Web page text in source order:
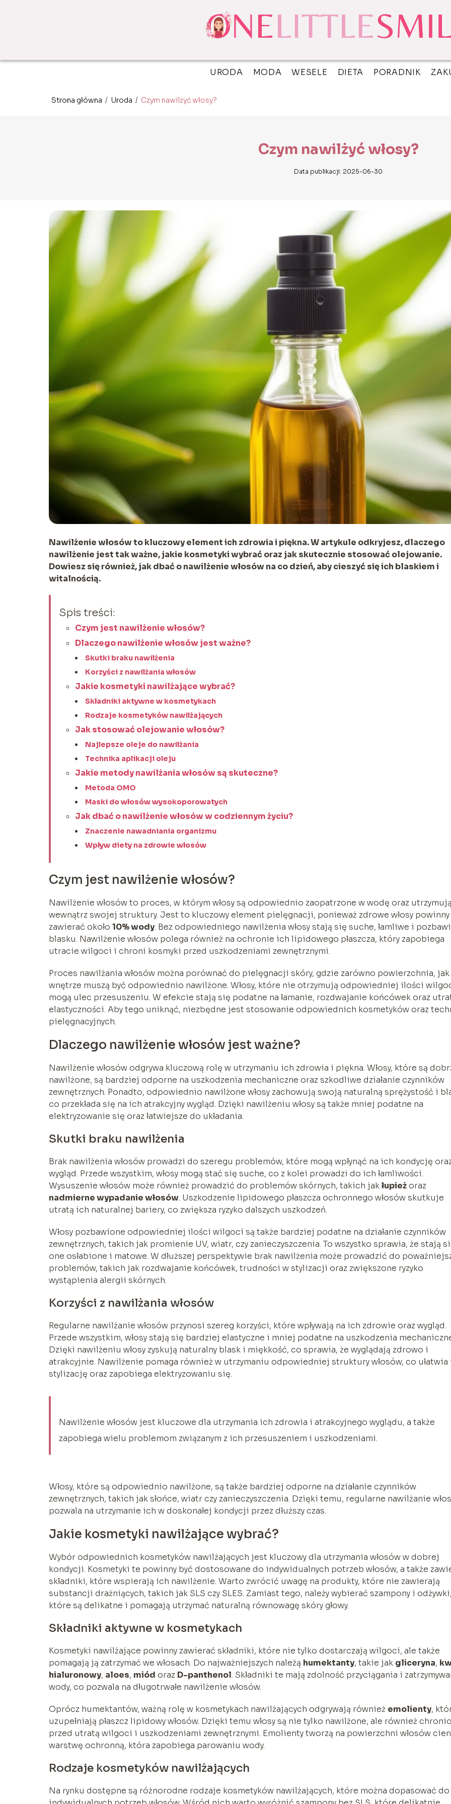
URODA MODA WESELE DIETA PORADNIK
Strona główna / Uroda / Czym nawilżyć włosy?
Czym nawilżyć włosy?
Data publikacji: 2025-06-30
Nawilżenie włosów to kluczowy element ich zdrowia i piękna. W artykule odkryjesz, dlaczego
nawilżenie jest tak ważne, jakie kosmetyki wybrać oraz jak skutecznie stosować olejowanie.
Dowiesz się również, jak dbać o nawilżenie włosów na co dzień, aby cieszyć się ich blaskiem i
witalnością.
Spis treści:
Czym jest nawilżenie włosów?
Dlaczego nawilżenie włosów jest ważne?
Skutki braku nawilżenia
Korzyści z nawilżania włosów
Jakie kosmetyki nawilżające wybrać?
Składniki aktywne w kosmetykach
Rodzaje kosmetyków nawilżających
Jak stosować olejowanie włosów?
Najlepsze oleje do nawilżania
Technika aplikacji oleju
Jakie metody nawilżania włosów są skuteczne?
Metoda OMO
Maski do włosów wysokoporowatych
Jak dbać o nawilżenie włosów w codziennym życiu?
Znaczenie nawadniania organizmu
Wpływ diety na zdrowie włosów
Czym jest nawilżenie włosów?
Nawilżenie włosów to proces, w którym włosy są odpowiednio zaopatrzone w wodę oraz
wewnątrz swojej struktury. Jest to kluczowy element pielęgnacji, ponieważ zdrowe włosy powinny
zawierać około 10% wody. Bez odpowiedniego nawilżenia włosy stają się suche, łamliwe i
blasku. Nawilżenie włosów polega również na ochronie ich lipidowego płaszcza, który zapobiega
utracie wilgoci i chroni kosmyki przed uszkodzeniami zewnętrznymi.
Proces nawilżania włosów można porównać do pielęgnacji skóry, gdzie zarówno powierzchnia, jak
wnętrze muszą być odpowiednio nawilżone. Włosy, które nie otrzymują odpowiedniej ilości
mogą ulec przesuszeniu. W efekcie stają się podatne na łamanie, rozdwajanie końcówek oraz
elastyczności. Aby tego uniknąć, niezbędne jest stosowanie odpowiednich kosmetyków oraz
pielęgnacyjnych.
Dlaczego nawilżenie włosów jest ważne?
Nawilżenie włosów odgrywa kluczową rolę w utrzymaniu ich zdrowia i piękna. Włosy, które są
nawilżone, są bardziej odporne na uszkodzenia mechaniczne oraz szkodliwe działanie czynników
zewnętrznych. Ponadto, odpowiednio nawilżone włosy zachowują swoją naturalną sprężystość i
co przekłada się na ich atrakcyjny wygląd. Dzięki nawilżeniu włosy są także mniej podatne na
elektryzowanie się oraz łatwiejsze do układania.
Skutki braku nawilżenia
Brak nawilżenia włosów prowadzi do szeregu problemów, które mogą wpłynąć na ich kondycję
wygląd. Przede wszystkim, włosy mogą stać się suche, co z kolei prowadzi do ich łamliwości.
Wysuszenie włosów może również prowadzić do problemów skórnych, takich jakłupieżoraz
nadmierne wypadanie włosów. Uszkodzenie lipidowego płaszcza ochronnego włosów skutkuje
utratą ich naturalnej bariery, co zwiększa ryzyko dalszych uszkodzeń.
Włosy pozbawione odpowiedniej ilości wilgoci są także bardziej podatne na działanie czynników
zewnętrznych, takich jak promienie UV, wiatr, czy zanieczyszczenia. To wszystko sprawia, że stają
one osłabione i matowe. W dłuższej perspektywie brak nawilżenia może prowadzić do
problemów, takich jak rozdwajanie końcówek, trudności w stylizacji oraz zwiększone ryzyko
wystąpienia alergii skórnych.
Korzyści z nawilżania włosów
Regularne nawilżanie włosów przynosi szereg korzyści, które wpływają na ich zdrowie oraz wygląd.
Przede wszystkim, włosy stają się bardziej elastyczne i mniej podatne na uszkodzenia
Dzięki nawilżeniu włosy zyskują naturalny blask i miękkość, co sprawia, że wyglądają zdrowo i
atrakcyjnie. Nawilżenie pomaga również w utrzymaniu odpowiedniej struktury włosów, co ułatwia
stylizację oraz zapobiega elektryzowaniu się.
Nawilżenie włosów jest kluczowe dla utrzymania ich zdrowia i atrakcyjnego wyglądu, a także
zapobiega wielu problemom związanym z ich przesuszeniem i uszkodzeniami.
Włosy, które są odpowiednio nawilżone, są także bardziej odporne na działanie czynników
zewnętrznych, takich jak słońce, wiatr czy zanieczyszczenia. Dzięki temu, regularne nawilżanie
pozwala na utrzymanie ich w doskonałej kondycji przez dłuższy czas.
Jakie kosmetyki nawilżające wybrać?
Wybór odpowiednich kosmetyków nawilżających jest kluczowy dla utrzymania włosów w dobrej
kondycji. Kosmetyki te powinny być dostosowane do indywidualnych potrzeb włosów, a także
składniki, które wspierają ich nawilżenie. Warto zwrócić uwagę na produkty, które nie zawierają
substancji drażniących, takich jak SLS czy SLES. Zamiast tego, należy wybierać szampony i odżywki,
które są delikatne i pomagają utrzymać naturalną równowagę skóry głowy.
Składniki aktywne w kosmetykach
Kosmetyki nawilżające powinny zawierać składniki, które nie tylko dostarczają wilgoci, ale także
pomagają ją zatrzymać we włosach. Do najważniejszych należą humektanty, takie jak gliceryna,
hialuronowy, aloes, miód oraz D-panthenol. Składniki te mają zdolność przyciągania i
wody, co pozwala na długotrwałe nawilżenie włosów.
Oprócz humektantów, ważną rolę w kosmetykach nawilżających odgrywają również emolienty,
uzupełniają płaszcz lipidowy włosów. Dzięki temu włosy są nie tylko nawilżone, ale również
przed utratą wilgoci i uszkodzeniami zewnętrznymi. Emolienty tworzą na powierzchni włosów
warstwę ochronną, która zapobiega parowaniu wody.
Rodzaje kosmetyków nawilżających
Na rynku dostępne są różnorodne rodzaje kosmetyków nawilżających, które można dopasować do